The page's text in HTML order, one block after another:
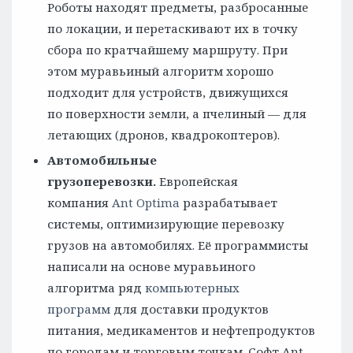
Роботы находят предметы, разбросанные
по локации, и перетаскивают их в точку
сбора по кратчайшему маршруту. При
этом муравьиный алгоритм хорошо
подходит для устройств, движущихся
по поверхности земли, а пчелиный — для
летающих (дронов, квадрокоптеров).
Автомобильные
грузоперевозки. Европейская
компания Ant Optima разрабатывает
системы, оптимизирующие перевозку
грузов на автомобилях. Её программисты
написали на основе муравьиного
алгоритма ряд компьютерных
программ для доставки продуктов
питания, медикаментов и нефтепродуктов